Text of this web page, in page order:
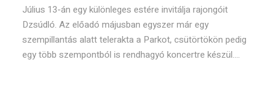
Július 13-án egy különleges estére invitálja rajongóit
Dzsúdló. Az előadó májusban egyszer már egy
szempillantás alatt telerakta a Parkot, csütörtökön pedig
egy több szempontból is rendhagyó koncertre készül....